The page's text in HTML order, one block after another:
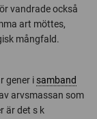
vandrade också
art möttes,
mångfald.
gener i samband
arvsmassan som
är det s k